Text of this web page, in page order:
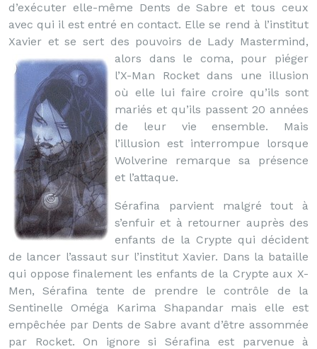
d’exécuter elle-même Dents de Sabre et tous ceux
avec qui il est entré en contact. Elle se rend à l’institut
Xavier et se sert des pouvoirs de Lady Mastermind,
alors dans le coma, pour piéger
l’X-Man Rocket dans une illusion
où elle lui faire croire qu’ils sont
mariés et qu’ils passent 20 années
de leur vie ensemble. Mais
l’illusion est interrompue lorsque
Wolverine remarque sa présence
et l’attaque.
Sérafina parvient malgré tout à
s’enfuir et à retourner auprès des
enfants de la Crypte qui décident
de lancer l’assaut sur l’institut Xavier. Dans la bataille
qui oppose finalement les enfants de la Crypte aux X-
Men, Sérafina tente de prendre le contrôle de la
Sentinelle Oméga Karima Shapandar mais elle est
empêchée par Dents de Sabre avant d’être assommée
par Rocket. On ignore si Sérafina est parvenue à